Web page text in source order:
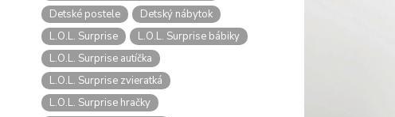
Detské postele
Detský nábytok
L.O.L. Surprise
L.O.L. Surprise bábiky
L.O.L. Surprise autíčka
L.O.L. Surprise zvieratká
L.O.L. Surprise hračky